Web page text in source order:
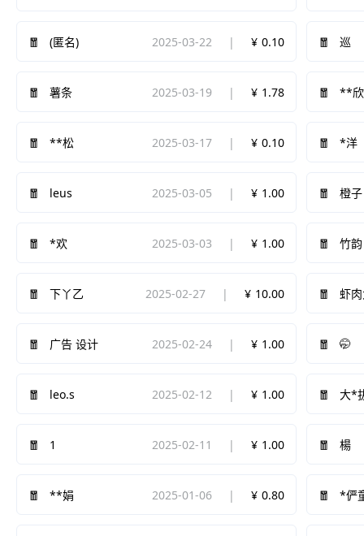
(匿名) 2025-03-22 0.10 巡
薯条 2025-03-19 1.78 **欣
**松 2025-03-17 0.10 *洋
leus 2025-03-05 1.00 橙子
*欢 2025-03-03 1.00 竹韵
下丫乙 2025-02-27 10.00 虾
广告 设计 2025-02-24 1.00 🤭
leo.s 2025-02-12 1.00 大*
1 2025-02-11 1.00 楊
**娟 2025-01-06 0.80 *俨